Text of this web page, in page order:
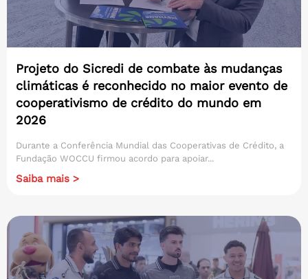
Projeto do Sicredi de combate às mudanças
climáticas é reconhecido no maior evento de
cooperativismo de crédito do mundo em
2026
Durante a Conferência Mundial das Cooperativas de Crédito, a
Fundação WOCCU firmou acordo para apoiar...
Saiba mais >